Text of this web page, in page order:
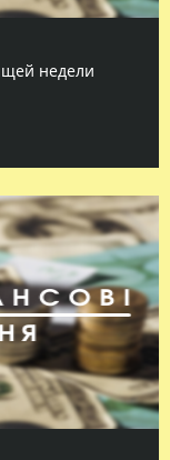
недели